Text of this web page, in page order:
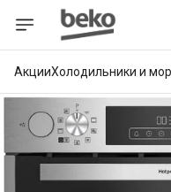
АкцииХолодильники и